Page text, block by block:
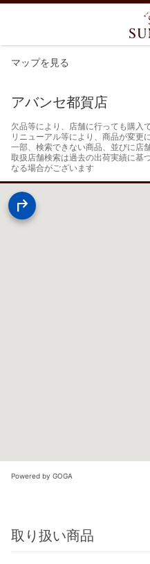
マップを見る
アバンセ都賀店
欠品等により、店舗に行っても購入
リニューアル等により、商品が変更
一部、検索できない商品、並びに店
取扱店舗検索は過去の出荷実績に基
なる場合がございます
Powered by GOGA
取り扱い商品